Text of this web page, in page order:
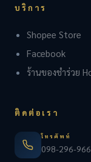
บริการ
Shopee Store
Facebook
ร้านของชำร่วย
ติดต่อเรา
โทรศัพท์
098-296-